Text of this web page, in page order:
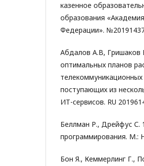
казенное
образования
Федерации».
Абдалов А.В, Гришаков
оптимальных планов
поступающих из
ИТ-сервисов. RU
Беллман Р., Дрейфус С.
программирования. М.:
Бон Я., Кеммерлинг Г.,